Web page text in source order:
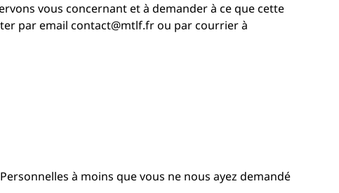
vous concernant et à demander à ce que cette
par email contact@mtlf.fr ou par courrier à
à moins que vous ne nous ayez demandé